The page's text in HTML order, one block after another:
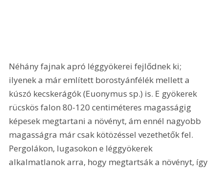
Néhány fajnak apró léggyökerei fejlődnek ki;
ilyenek a már említett borostyánfélék mellett a
kúszó kecskerágók (Euonymus sp.) is. E gyökerek
rücskös falon 80-120 centiméteres magasságig
képesek megtartani a növényt, ám ennél nagyobb
magasságra már csak kötözéssel vezethetők fel.
Pergolákon, lugasokon e léggyökerek
alkalmatlanok arra, hogy megtartsák a növényt, így